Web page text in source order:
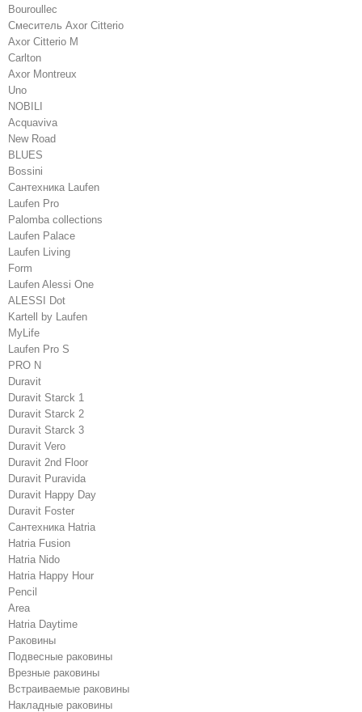
Bouroullec
Смеситель Axor Citterio
Axor Citterio M
Carlton
Axor Montreux
Uno
NOBILI
Acquaviva
New Road
BLUES
Bossini
Сантехника Laufen
Laufen Pro
Palomba collections
Laufen Palace
Laufen Living
Form
Laufen Alessi One
ALESSI Dot
Kartell by Laufen
MyLife
Laufen Pro S
PRO N
Duravit
Duravit Starck 1
Duravit Starck 2
Duravit Starck 3
Duravit Vero
Duravit 2nd Floor
Duravit Puravida
Duravit Happy Day
Duravit Foster
Сантехника Hatria
Hatria Fusion
Hatria Nido
Hatria Happy Hour
Pencil
Area
Hatria Daytime
Раковины
Подвесные раковины
Врезные раковины
Встраиваемые раковины
Накладные раковины